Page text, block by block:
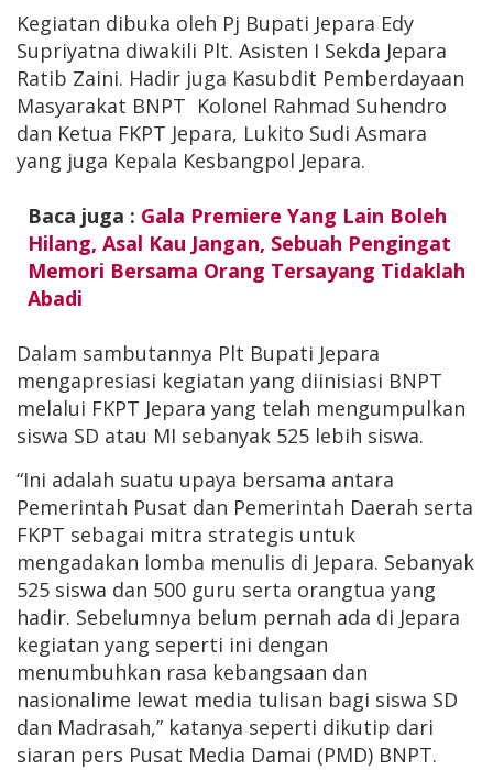
Kegiatan dibuka oleh Pj Bupati Jepara Edy
Supriyatna diwakili Plt. Asisten I Sekda Jepara
Ratib Zaini. Hadir juga Kasubdit Pemberdayaan
Masyarakat BNPT Kolonel Rahmad Suhendro
dan Ketua FKPT Jepara, Lukito Sudi Asmara
yang juga Kepala Kesbangpol Jepara.
Baca juga : Gala Premiere Yang Lain Boleh
Hilang, Asal Kau Jangan, Sebuah Pengingat
Memori Bersama Orang Tersayang Tidaklah
Abadi
Dalam sambutannya Plt Bupati Jepara
mengapresiasi kegiatan yang diinisiasi BNPT
melalui FKPT Jepara yang telah mengumpulkan
siswa SD atau MI sebanyak 525 lebih siswa.
“Ini adalah suatu upaya bersama antara
Pemerintah Pusat dan Pemerintah Daerah serta
FKPT sebagai mitra strategis untuk
mengadakan lomba menulis di Jepara. Sebanyak
525 siswa dan 500 guru serta orangtua yang
hadir. Sebelumnya belum pernah ada di Jepara
kegiatan yang seperti ini dengan
menumbuhkan rasa kebangsaan dan
nasionalime lewat media tulisan bagi siswa SD
dan Madrasah,” katanya seperti dikutip dari
siaran pers Pusat Media Damai (PMD) BNPT.